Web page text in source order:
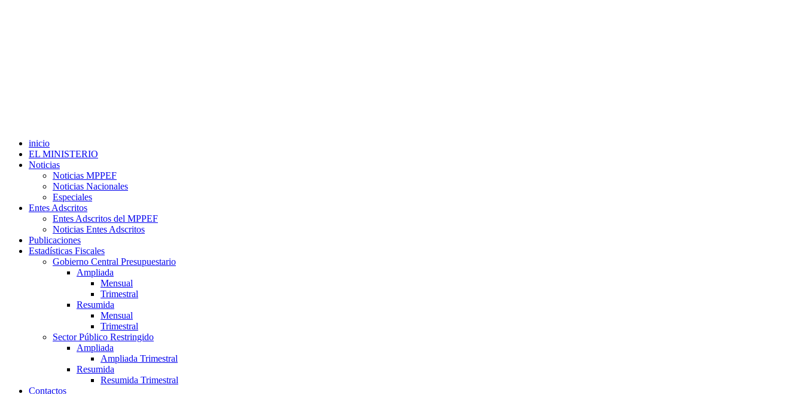
inicio
EL MINISTERIO
Noticias
Noticias MPPEF
Noticias Nacionales
Especiales
Entes Adscritos
Entes Adscritos del MPPEF
Noticias Entes Adscritos
Publicaciones
Estadísticas Fiscales
Gobierno Central Presupuestario
Ampliada
Mensual
Trimestral
Resumida
Mensual
Trimestral
Sector Público Restringido
Ampliada
Ampliada Trimestral
Resumida
Resumida Trimestral
Contactos